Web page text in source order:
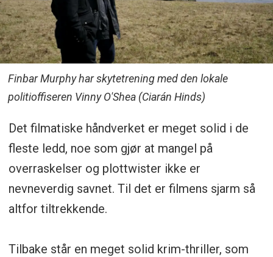
Finbar Murphy har skytetrening med den lokale
politioffiseren Vinny O'Shea (Ciarán Hinds)
Det filmatiske håndverket er meget solid i de
fleste ledd, noe som gjør at mangel på
overraskelser og plottwister ikke er
nevneverdig savnet. Til det er filmens sjarm så
altfor tiltrekkende.
Tilbake står en meget solid krim-thriller, som